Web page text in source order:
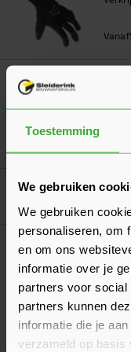
Toestemming
We gebruiken
We gebruiken
personaliseren, om
en om ons
informatie over je
partners voor
partners kunnen
informatie die je
verzameld op basis
Vanaf
Goed voorbereid
Onderhoud
Onderhoud:
Kunststof
Bekijk hier hoe en op
Laatst gewijzigd: Maart
Leestijd: 5 minuten